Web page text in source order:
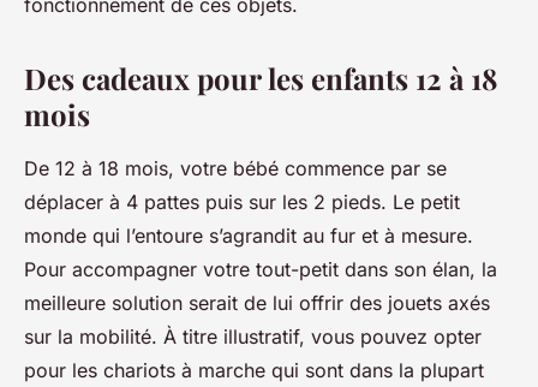
fonctionnement de ces objets.
Des cadeaux pour les enfants 12 à 18
mois
De 12 à 18 mois, votre bébé commence par se
déplacer à 4 pattes puis sur les 2 pieds. Le petit
monde qui l’entoure s’agrandit au fur et à mesure.
Pour accompagner votre tout-petit dans son élan, la
meilleure solution serait de lui offrir des jouets axés
sur la mobilité. À titre illustratif, vous pouvez opter
pour les chariots à marche qui sont dans la plupart